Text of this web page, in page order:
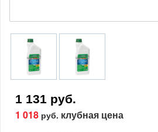
1 131 руб.
1 018 руб. клубная цена